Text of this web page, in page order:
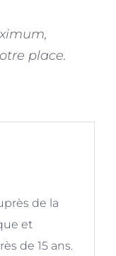
place.
de la
et
de 15 ans.